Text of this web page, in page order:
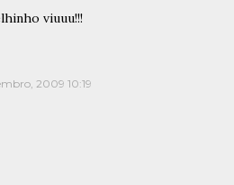
viuuu!!!
2009 10:19